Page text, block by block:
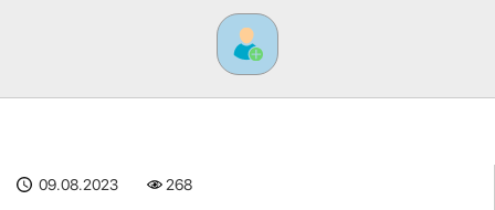
09.08.2023 268